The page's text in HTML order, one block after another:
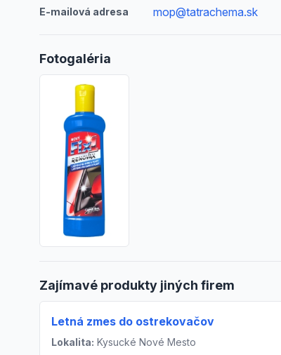
E-mailová adresa mop@tatrachema.sk
Fotogaléria
Zajímavé produkty jiných firem
Letná zmes do ostrekovačov
Lokalita: Kysucké Nové Mesto